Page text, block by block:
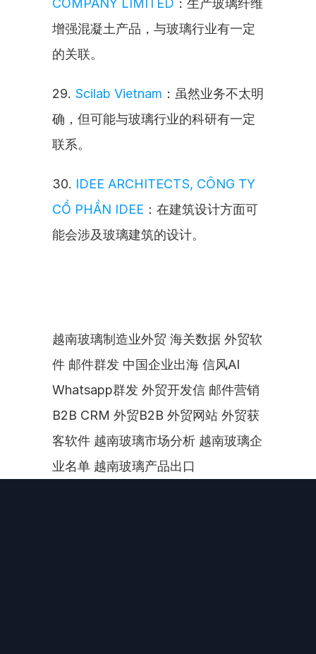
COMPANY LIMITED ：生产玻璃纤维
增强混凝土产品，与玻璃行业有一定
的关联。
29. Scilab Vietnam ：虽然业务不太明
确，但可能与玻璃行业的科研有一定
联系。
30. IDEE ARCHITECTS, CÔNG TY
CỔ PHẦN IDEE ：在建筑设计方面可
能会涉及玻璃建筑的设计。
越南玻璃制造业外贸 海关数据 外贸软
件 邮件群发 中国企业出海 信风AI
Whatsapp群发 外贸开发信 邮件营销
B2B CRM 外贸B2B 外贸网站 外贸获
客软件 越南玻璃市场分析 越南玻璃企
业名单 越南玻璃产品出口